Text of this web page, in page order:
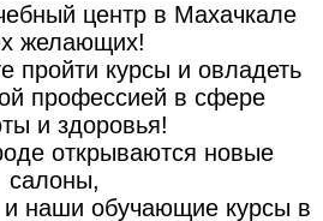
центр в Махачкале
желающих!
пройти курсы и овладеть
профессией в сфере
и здоровья!
открываются новые
салоны,
и наши обучающие курсы в